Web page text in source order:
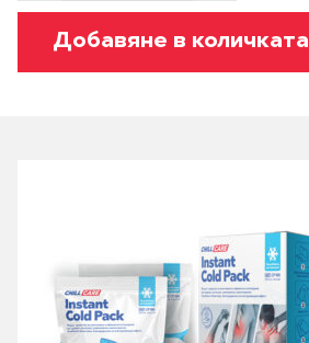
Добавяне в количката